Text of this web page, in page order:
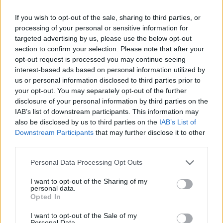
If you wish to opt-out of the sale, sharing to third parties, or
processing of your personal or sensitive information for
targeted advertising by us, please use the below opt-out
section to confirm your selection. Please note that after your
opt-out request is processed you may continue seeing
interest-based ads based on personal information utilized by
us or personal information disclosed to third parties prior to
your opt-out. You may separately opt-out of the further
disclosure of your personal information by third parties on the
IAB’s list of downstream participants. This information may
also be disclosed by us to third parties on the IAB’s List of
Downstream Participants that may further disclose it to other
Please note that this website/app uses one or more Google
not limited to your visit or usage behaviour. You may click to
grant or deny consent to Google and its third-party tags to
use your data for below specified purposes in below Google
consent section.
Personal Data Processing Opt Outs
I want to opt-out of the Sharing of my
personal data.
Opted In
I want to opt-out of the Sale of my
Egy tartalékos tiszt szerint „a Hezbollah
terroristái hamarosan visszatérnek a határra,
és ezt különböző formákban teszik meg. Nem
fognak várni. Nem kell egyenruhát viselniük.
Az azonosításuk a hírszerzés feladata lesz.
Tudjuk, hogy a határra küldött újságírók egy
része a Hezbollahnak dolgozik. Így kezdődik.
Az igazi probléma az, hogy 60
nap múlva még nehezebb lesz
cselekedni.”
Egy másik tiszt, akinek egysége a területen
tevékenykedik, aggodalmának adott hangot a